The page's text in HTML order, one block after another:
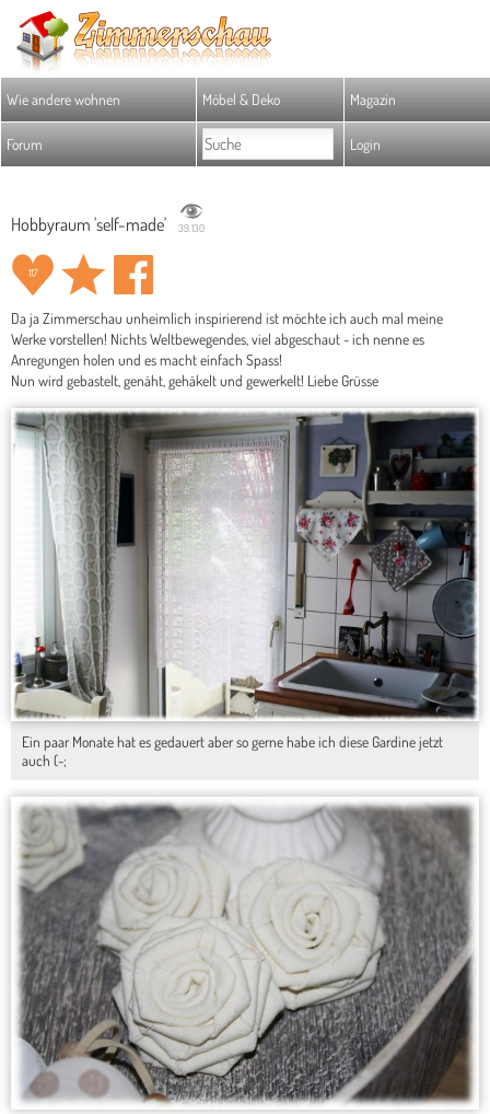
Wie andere wohnen Möbel & Deko Magazin
Forum Login
Hobbyraum 'self-made' 39.130
117
Da ja Zimmerschau unheimlich inspirierend ist möchte ich auch mal meine
Werke vorstellen! Nichts Weltbewegendes, viel abgeschaut - ich nenne es
Anregungen holen und es macht einfach Spass!
Nun wird gebastelt, genäht, gehäkelt und gewerkelt! Liebe Grüsse
Ein paar Monate hat es gedauert aber so gerne habe ich diese Gardine jetzt
auch (-;